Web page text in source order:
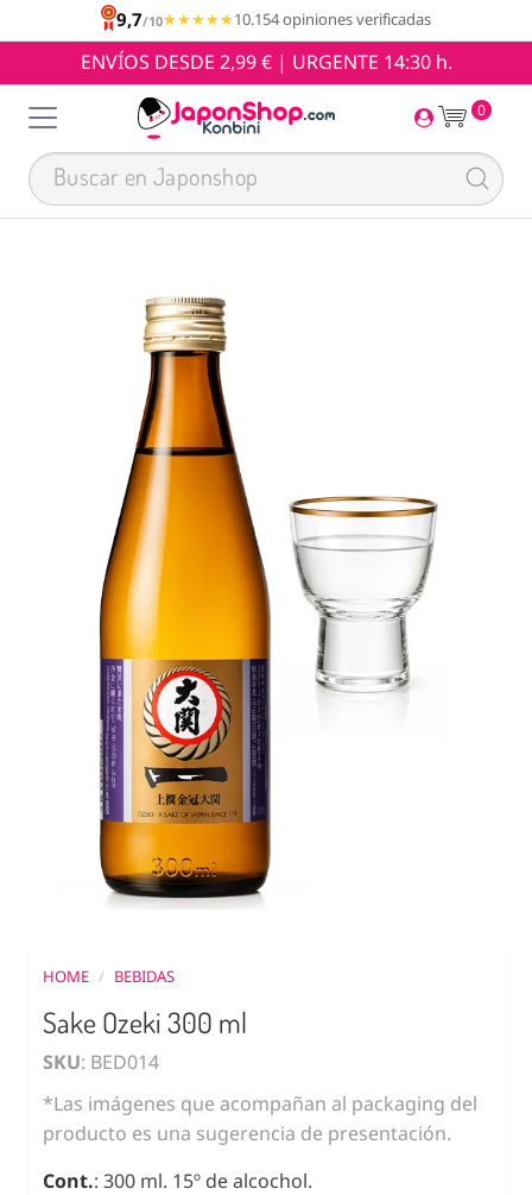
9,7/10★★★★★
★★★★★10.154 opiniones verificadas
ENVÍOS DESDE 2,99 € | URGENTE 14:30 h.
0
HOME / BEBIDAS
Sake Ozeki 300 ml
SKU: BED014
*Las imágenes que acompañan al packaging del
producto es una sugerencia de presentación.
Cont.: 300 ml. 15º de alcochol.